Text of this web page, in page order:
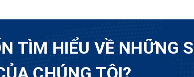
TÌM HIỂU VỀ NHỮNG